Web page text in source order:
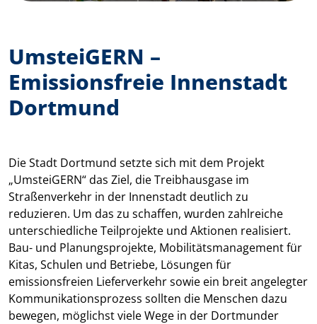
UmsteiGERN –
Emissionsfreie Innenstadt
Dortmund
Die Stadt Dortmund setzte sich mit dem Projekt
„UmsteiGERN“ das Ziel, die Treibhausgase im
Straßenverkehr in der Innenstadt deutlich zu
reduzieren. Um das zu schaffen, wurden zahlreiche
unterschiedliche Teilprojekte und Aktionen realisiert.
Bau- und Planungsprojekte, Mobilitätsmanagement für
Kitas, Schulen und Betriebe, Lösungen für
emissionsfreien Lieferverkehr sowie ein breit angelegter
Kommunikationsprozess sollten die Menschen dazu
bewegen, möglichst viele Wege in der Dortmunder